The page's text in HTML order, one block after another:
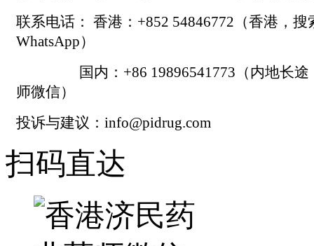
联系电话： 香港：+852 54846772（香港，搜
WhatsApp）
国内：+86 19896541773（内地长途
师微信）
投诉与建议：info@pidrug.com
扫码直达